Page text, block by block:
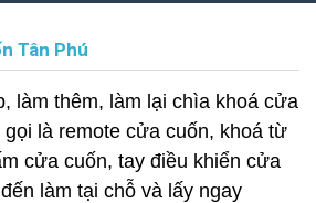
Tân Phú
làm thêm, làm lại chìa khoá cửa
là remote cửa cuốn, khoá từ
cửa cuốn, tay điều khiển cửa
làm tại chỗ và lấy ngay